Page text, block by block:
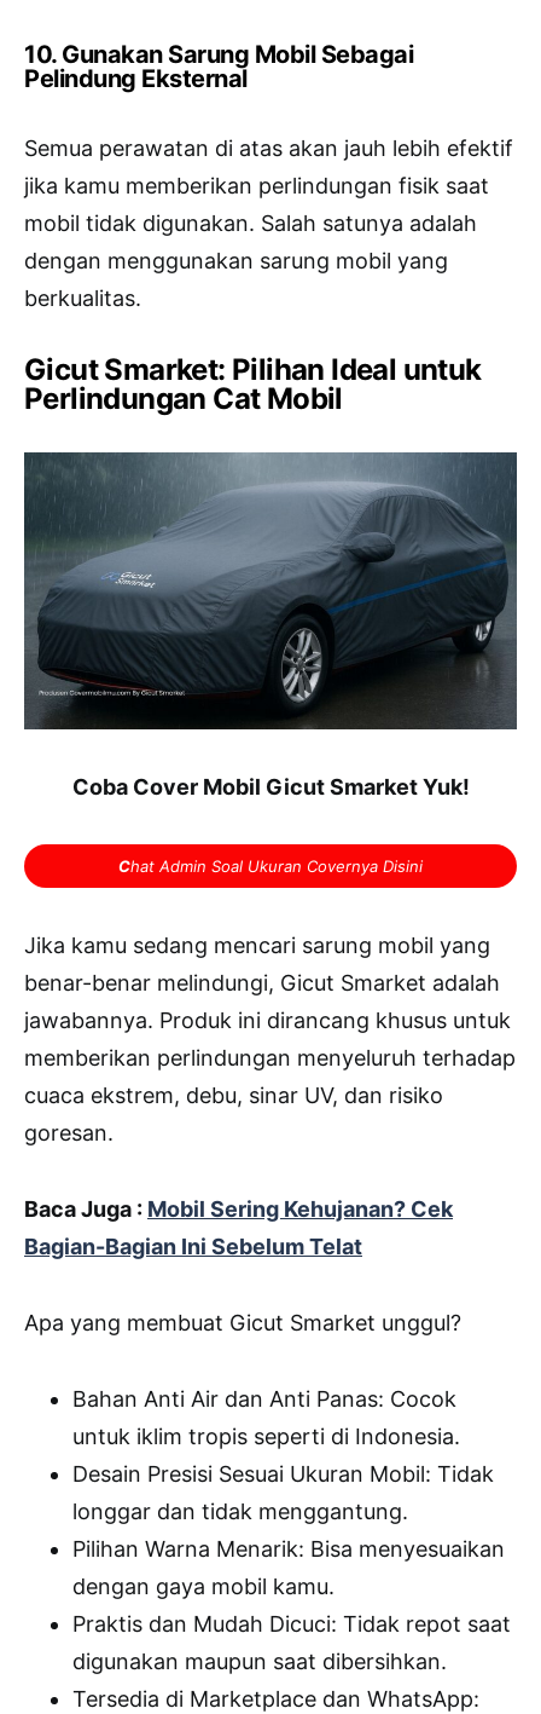
10. Gunakan Sarung Mobil Sebagai
Pelindung Eksternal
Semua perawatan di atas akan jauh lebih efektif
jika kamu memberikan perlindungan fisik saat
mobil tidak digunakan. Salah satunya adalah
dengan menggunakan sarung mobil yang
berkualitas.
Gicut Smarket: Pilihan Ideal untuk
Perlindungan Cat Mobil
Coba Cover Mobil Gicut Smarket Yuk!
Chat Admin Soal Ukuran Covernya Disini
Jika kamu sedang mencari sarung mobil yang
benar-benar melindungi, Gicut Smarket adalah
jawabannya. Produk ini dirancang khusus untuk
memberikan perlindungan menyeluruh terhadap
cuaca ekstrem, debu, sinar UV, dan risiko
goresan.
Baca Juga : Mobil Sering Kehujanan? Cek
Bagian-Bagian Ini Sebelum Telat
Apa yang membuat Gicut Smarket unggul?
Bahan Anti Air dan Anti Panas: Cocok
untuk iklim tropis seperti di Indonesia.
Desain Presisi Sesuai Ukuran Mobil: Tidak
longgar dan tidak menggantung.
Pilihan Warna Menarik: Bisa menyesuaikan
dengan gaya mobil kamu.
Praktis dan Mudah Dicuci: Tidak repot saat
digunakan maupun saat dibersihkan.
Tersedia di Marketplace dan WhatsApp: